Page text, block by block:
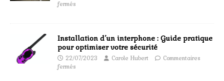
fermés
Installation d’un interphone : Guide pratique
pour optimiser votre sécurité
22/07/2023 Carole Hubert
Commentaires
fermés